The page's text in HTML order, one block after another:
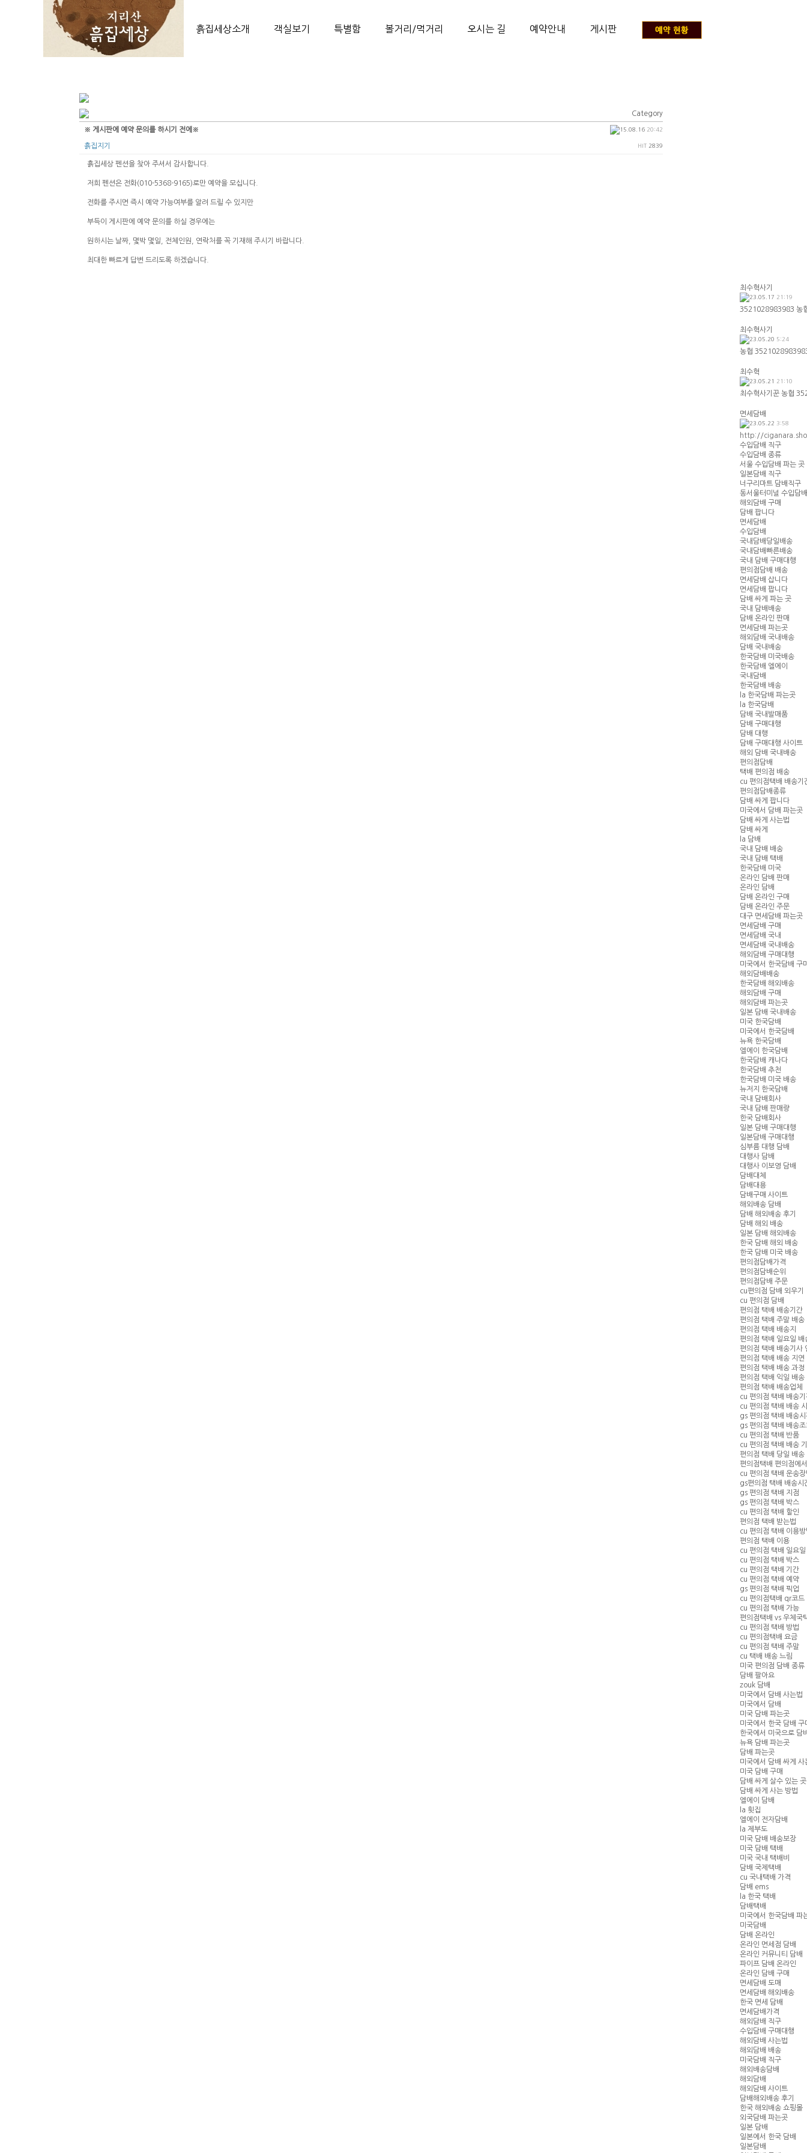
흙집세상소개 객실보기 특별함 볼거리/먹거리 오시는 길 예약안내 게시판
Category
※ 게시판에 예약 문의를 하시기 전에※ 15.08.16 20:42
흙집지기 HIT 2839
흙집세상 펜션을 찾아 주셔서 감사합니다.
저희 펜션은 전화(010-5368-9165)로만 예약을 모십니다.
전화를 주시면 즉시 예약 가능여부를 알려 드릴 수 있지만
부득이 게시판에 예약 문의를 하실 경우에는
원하시는 날짜, 몇박 몇일, 전체인원, 연락처를 꼭 기재해 주시기 바랍니다.
최대한 빠르게 답변 드리도록 하겠습니다.
최수혁사기
23.05.17 21:19
3521028983983 농
최수혁사기
23.05.20 5:24
농협
최수혁
23.05.21 21:10
최수혁사기꾼 농협
면세담배
23.05.22 3:58
http://
수입담배 직구
수입담배 종류
서울 수입담배 파는 곳
일본담배 직구
너구리마트 담배직구
동서울터미널 수입담배
해외담배 구매
담배 팝니다
면세담배
수입담배
국내담배당일배송
국내담배빠른배송
국내 담배 구매대행
편의점담배 배송
면세담배 삽니다
면세담배 팝니다
담배 싸게 파는 곳
국내 담배배송
담배 온라인 판매
면세담배 파는곳
해외담배 국내배송
담배 국내배송
한국담배 미국배송
한국담배 엘에이
국내담배
한국담배 배송
la 한국담배 파는곳
la 한국담배
담배 국내발매품
담배 구매대행
담배 대행
담배 구매대행 사이트
해외 담배 국내배송
편의점담배
택배 편의점 배송
cu 편의점택배 배송기
편의점담배종류
담배 싸게 팝니다
미국에서 담배 파는곳
담배 싸게 사는법
담배 싸게
la 담배
국내 담배 배송
국내 담배 택배
한국담배 미국
온라인 담배 판매
온라인 담배
담배 온라인 구매
담배 온라인 주문
대구 면세담배 파는곳
면세담배 구매
면세담배 국내
면세담배 국내배송
해외담배 구매대행
미국에서 한국담배 구
해외담배배송
한국담배 해외배송
해외담배 구매
해외담배 파는곳
일본 담배 국내배송
미국 한국담배
미국에서 한국담배
뉴욕 한국담배
엘에이 한국담배
한국담배 캐나다
한국담배 추천
한국담배 미국 배송
뉴저지 한국담배
국내 담배회사
국내 담배 판매량
한국 담배회사
일본 담배 구매대행
일본담배 구매대행
심부름 대행 담배
대행사 담배
대행사 이보영 담배
담배대체
담배대용
담배구매 사이트
해외배송 담배
담배 해외배송 후기
담배 해외 배송
일본 담배 해외배송
한국 담배 해외 배송
한국 담배 미국 배송
편의점담배가격
편의점담배순위
편의점담배 주문
cu편의점 담배 외우기
cu 편의점 담배
편의점 택배 배송기간
편의점 택배 주말 배송
편의점 택배 배송지
편의점 택배 일요일 배
편의점 택배 배송기사
편의점 택배 배송 지연
편의점 택배 배송 과정
편의점 택배 익일 배송
편의점 택배 배송업체
cu 편의점 택배 배송기
cu 편의점 택배 배송
gs 편의점 택배 배송시
gs 편의점 택배 배송조
cu 편의점 택배 반품
cu 편의점 택배 배송
편의점 택배 당일 배송
편의점택배 편의점에
cu 편의점 택배 운송장
gs편의점 택배 배송시
gs 편의점 택배 지점
gs 편의점 택배 박스
cu 편의점 택배 할인
편의점 택배 받는법
cu 편의점 택배 이용방
편의점 택배 이용
cu 편의점 택배 일요일
cu 편의점 택배 박스
cu 편의점 택배 기간
cu 편의점 택배 예약
gs 편의점 택배 픽업
cu 편의점택배 qr코드
cu 편의점 택배 가능
편의점택배 vs 우체국
cu 편의점 택배 방법
cu 편의점택배 요금
cu 편의점 택배 주말
cu 택배 배송 느림
미국 편의점 담배 종류
담배 팔아요
zouk 담배
미국에서 담배 사는법
미국에서 담배
미국 담배 파는곳
미국에서 한국 담배 구
한국에서 미국으로 담
뉴욕 담배 파는곳
담배 파는곳
미국에서 담배 싸게 사
미국 담배 구매
담배 싸게 살수 있는 곳
담배 싸게 사는 방법
엘에이 담배
la 횟집
엘에이 전자담배
la 제부도
미국 담배 배송보장
미국 담배 택배
미국 국내 택배비
담배 국제택배
cu 국내택배 가격
담배 ems
la 한국 택배
담배택배
미국에서 한국담배 파
미국담배
담배 온라인
온라인 면세점 담배
온라인 커뮤니티 담배
파이프 담배 온라인
온라인 담배 구매
면세담배 도매
면세담배 해외배송
한국 면세 담배
면세담배가격
해외담배 직구
수입담배 구매대행
해외담배 사는법
해외담배 배송
미국담배 직구
해외배송담배
해외담배
해외담배 사이트
담배해외배송 후기
한국 해외배송 쇼핑몰
외국담배 파는곳
일본 담배
일본에서 한국 담배
일본담배